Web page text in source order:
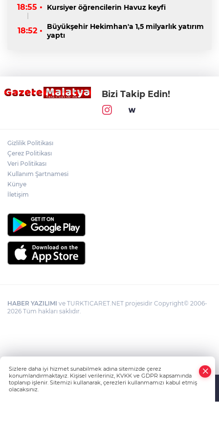
18:55 • Kursiyer öğrencilerin Havuz keyfi
18:52 •
Büyükşehir Hekimhan'a 1,5 milyarlık yatırım
yaptı
Bizi Takip Edin!
Gizlilik Politikası
Çerez Politikası
Veri Politikası
Kullanım Şartnamesi
Künye
İletişim
HABER YAZILIMI ve TURKTICARET.NET projesidir Copyright© 2006-
2026 Tüm hakları saklıdır.
Sizlere daha iyi hizmet sunabilmek adına sitemizde çerez
konumlandırmaktayız. Kişisel verileriniz, KVKK ve GDPR kapsamında
toplanıp işlenir. Sitemizi kullanarak, çerezleri kullanmamızı kabul etmiş
olacaksınız.